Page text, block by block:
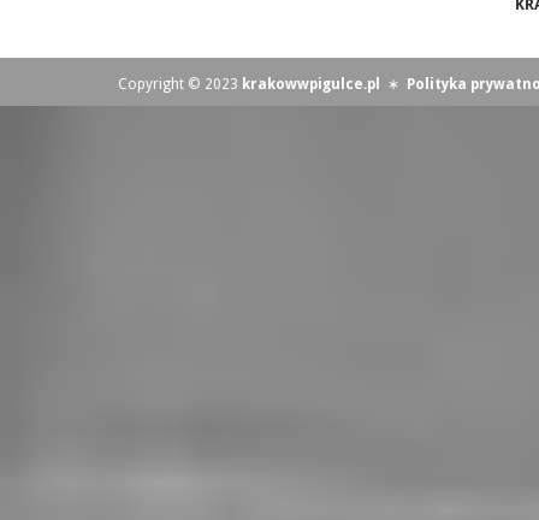
Copyright © 2023 krakowwpigulce.pl ∗ Polityka